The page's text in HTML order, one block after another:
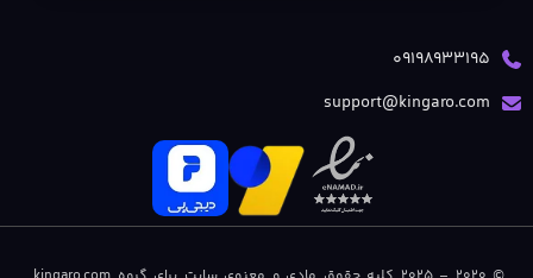
09198933195
support@kingaro.com